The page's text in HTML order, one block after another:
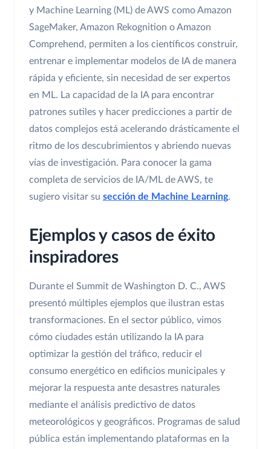
y Machine Learning (ML) de AWS como Amazon
SageMaker, Amazon Rekognition o Amazon
Comprehend, permiten a los científicos construir,
entrenar e implementar modelos de IA de manera
rápida y eficiente, sin necesidad de ser expertos
en ML. La capacidad de la IA para encontrar
patrones sutiles y hacer predicciones a partir de
datos complejos está acelerando drásticamente el
ritmo de los descubrimientos y abriendo nuevas
vías de investigación. Para conocer la gama
completa de servicios de IA/ML de AWS, te
sugiero visitar su sección de Machine Learning.
Ejemplos y casos de éxito
inspiradores
Durante el Summit de Washington D. C., AWS
presentó múltiples ejemplos que ilustran estas
transformaciones. En el sector público, vimos
cómo ciudades están utilizando la IA para
optimizar la gestión del tráfico, reducir el
consumo energético en edificios municipales y
mejorar la respuesta ante desastres naturales
mediante el análisis predictivo de datos
meteorológicos y geográficos. Programas de salud
pública están implementando plataformas en la